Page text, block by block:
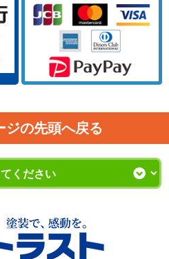
ジの先頭へ戻る